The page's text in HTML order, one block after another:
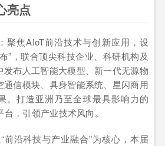
亮点
聚焦AIoT前沿技术与创新应用，设
”，联合顶尖科技企业、科研机构及
发布人工智能大模型、新一代无源物
通信模块、具身智能系统、星闪商用
。打造亚洲乃至全球最具影响力的
，引领产业技术风向。
前沿科技与产业融合”为核心，本届